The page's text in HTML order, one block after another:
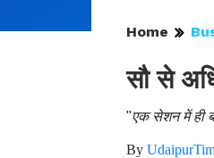
Home
सौ से
"एक सेशन में ही
By